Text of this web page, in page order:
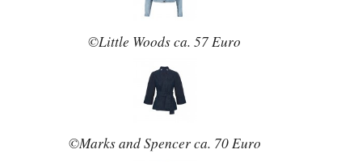
©Little Woods ca. 57 Euro
©Marks and Spencer ca. 70 Euro